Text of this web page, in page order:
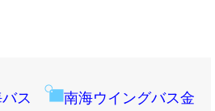
ス
南海ウイングバス金